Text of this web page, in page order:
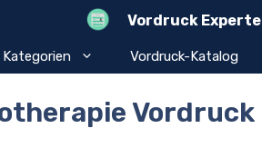
Vordruck Experte
Vordruck-Katalog
Vordruck